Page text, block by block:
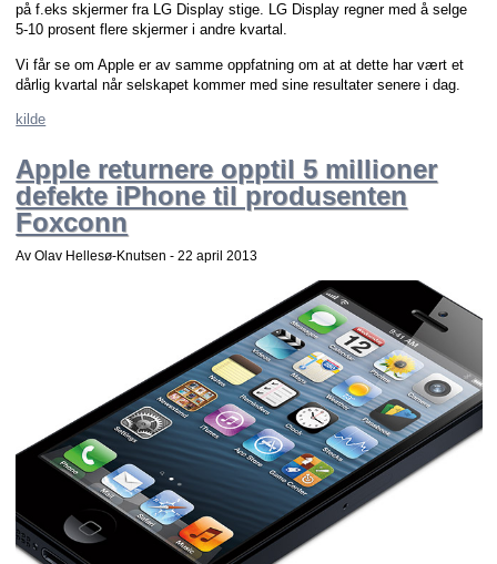
på f.eks skjermer fra LG Display stige. LG Display regner med å selge
5-10 prosent flere skjermer i andre kvartal.
Vi får se om Apple er av samme oppfatning om at at dette har vært et
dårlig kvartal når selskapet kommer med sine resultater senere i dag.
kilde
Apple returnere opptil 5 millioner
defekte iPhone til produsenten
Foxconn
Av Olav Hellesø-Knutsen -22 april 2013